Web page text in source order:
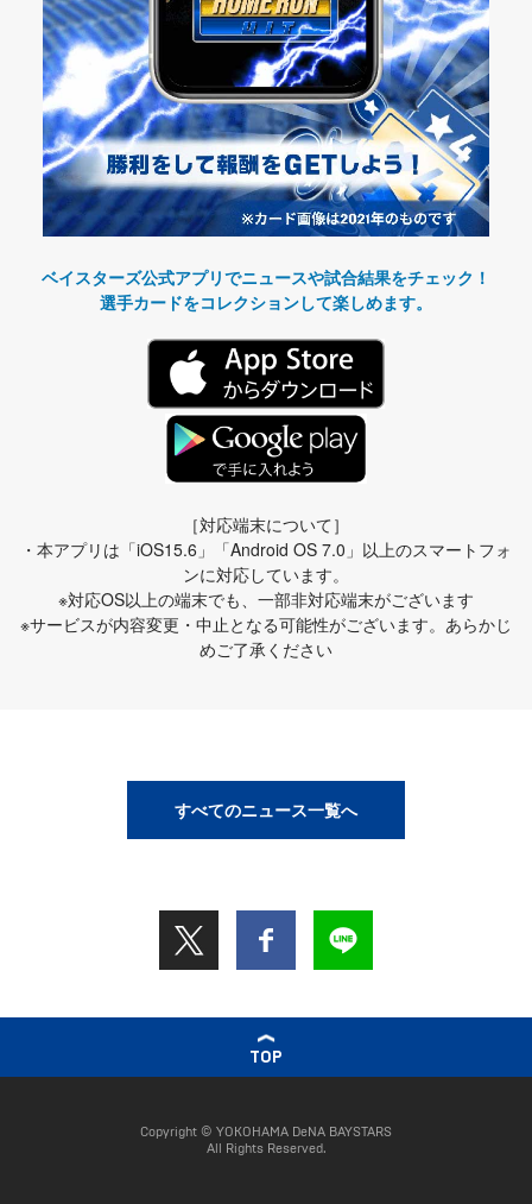
ベイスターズ公式アプリでニュースや試合結果をチェック！
選手カードをコレクションして楽しめます。
［対応端末について］
・本アプリは「iOS15.6」「Android OS 7.0」以上のスマートフォ
ンに対応しています。
※対応OS以上の端末でも、一部非対応端末がございます
※サービスが内容変更・中止となる可能性がございます。あらかじ
めご了承ください
すべてのニュース一覧へ
TOP
Copyright © YOKOHAMA DeNA BAYSTARS
All Rights Reserved.